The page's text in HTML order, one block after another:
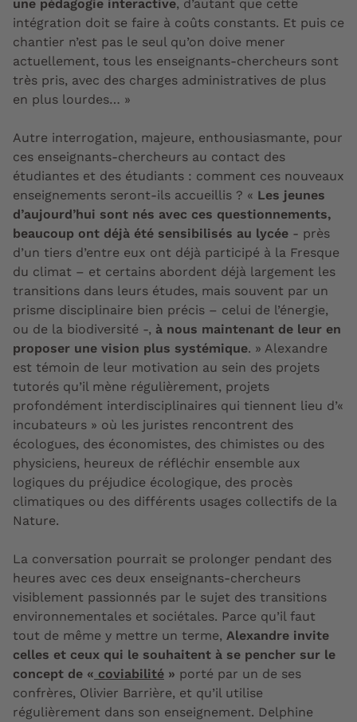
une pédagogie interactive, d’autant que cette
intégration doit se faire à coûts constants. Et puis ce
chantier n’est pas le seul qu’on doive mener
actuellement, tous les enseignants-chercheurs sont
très pris, avec des charges administratives de plus
en plus lourdes… »
Autre interrogation, majeure, enthousiasmante, pour
ces enseignants-chercheurs au contact des
étudiantes et des étudiants : comment ces nouveaux
enseignements seront-ils accueillis ? « Les jeunes
d’aujourd’hui sont nés avec ces questionnements,
beaucoup ont déjà été sensibilisés au lycée - près
d’un tiers d’entre eux ont déjà participé à la Fresque
du climat – et certains abordent déjà largement les
transitions dans leurs études, mais souvent par un
prisme disciplinaire bien précis – celui de l’énergie,
ou de la biodiversité -, à nous maintenant de leur en
proposer une vision plus systémique. » Alexandre
est témoin de leur motivation au sein des projets
tutorés qu’il mène régulièrement, projets
profondément interdisciplinaires qui tiennent lieu d’«
incubateurs » où les juristes rencontrent des
écologues, des économistes, des chimistes ou des
physiciens, heureux de réfléchir ensemble aux
logiques du préjudice écologique, des procès
climatiques ou des différents usages collectifs de la
Nature.
La conversation pourrait se prolonger pendant des
heures avec ces deux enseignants-chercheurs
visiblement passionnés par le sujet des transitions
environnementales et sociétales. Parce qu’il faut
tout de même y mettre un terme, Alexandre invite
celles et ceux qui le souhaitent à se pencher sur le
concept de « coviabilité » porté par un de ses
confrères, Olivier Barrière, et qu’il utilise
régulièrement dans son enseignement. Delphine